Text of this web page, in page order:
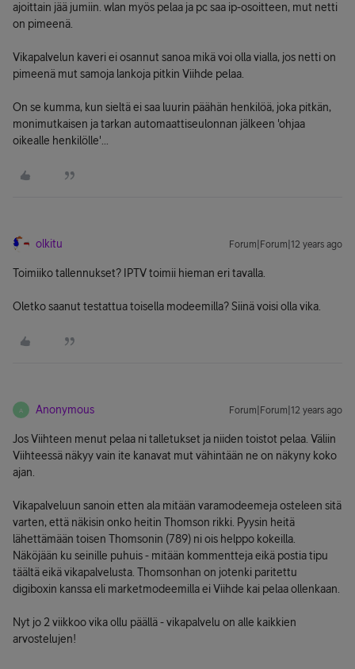
ajoittain jää jumiin. wlan myös pelaa ja pc saa ip-osoitteen, mut netti
on pimeenä.
Vikapalvelun kaveri ei osannut sanoa mikä voi olla vialla, jos netti on
pimeenä mut samoja lankoja pitkin Viihde pelaa.
On se kumma, kun sieltä ei saa luurin päähän henkilöä, joka pitkän,
monimutkaisen ja tarkan automaattiseulonnan jälkeen 'ohjaa
oikealle henkilölle'...
olkitu Forum|Forum|12 years ago
Toimiiko tallennukset? IPTV toimii hieman eri tavalla.
Oletko saanut testattua toisella modeemilla? Siinä voisi olla vika.
A Anonymous Forum|Forum|12 years ago
Jos Viihteen menut pelaa ni talletukset ja niiden toistot pelaa. Väliin
Viihteessä näkyy vain ite kanavat mut vähintään ne on näkyny koko
ajan.
Vikapalveluun sanoin etten ala mitään varamodeemeja osteleen sitä
varten, että näkisin onko heitin Thomson rikki. Pyysin heitä
lähettämään toisen Thomsonin (789) ni ois helppo kokeilla.
Näköjään ku seinille puhuis - mitään kommentteja eikä postia tipu
täältä eikä vikapalvelusta. Thomsonhan on jotenki paritettu
digiboxin kanssa eli marketmodeemilla ei Viihde kai pelaa ollenkaan.
Nyt jo 2 viikkoo vika ollu päällä - vikapalvelu on alle kaikkien
arvostelujen!